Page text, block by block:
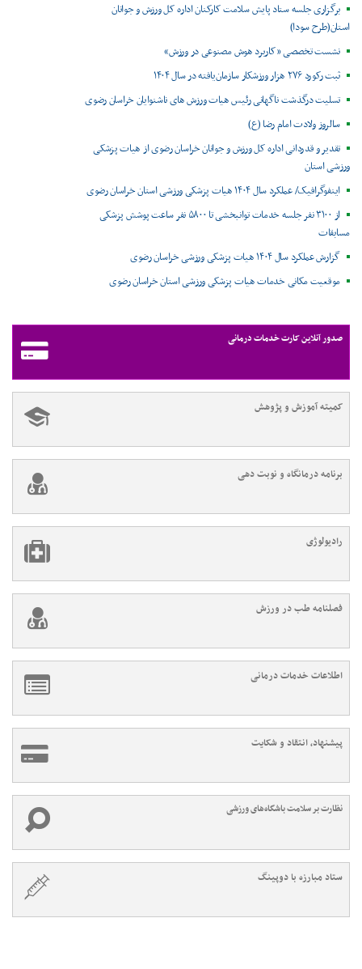
برگزاری جلسه ستاد پایش سلامت کارکنان اداره کل ورزش و جوانان
استان(طرح سودا)
نشست تخصصی «کاربرد هوش مصنوعی در ورزش»
ثبت رکورد ۲۷۶ هزار ورزشکار سازمان‌یافته در سال ۱۴۰۴
تسلیت درگذشت ناگهانی رئیس هیات ورزش های ناشنوایان خراسان رضوی
سالروز ولادت امام رضا (ع)
تقدیر و قدردانی اداره کل ورزش و جوانان خراسان رضوی از هیات پزشکی
ورزشی استان
اینفوگرافیک/ عملکرد سال ۱۴۰۴ هیات پزشکی ورزشی استان خراسان رضوی
از ۳۱۰۰ نفر جلسه خدمات توانبخشی تا ۵۸۰۰ نفر ساعت پوشش پزشکی
مسابقات
گزارش عملکرد سال ۱۴۰۴ هیات پزشکی ورزشی خراسان رضوی
موقعیت مکانی خدمات هیات پزشکی ورزشی استان خراسان رضوی ‌
صدور آنلاین کارت خدمات درمانی
کمیته آموزش و پژوهش
برنامه درمانگاه و نوبت دهی
رادیولوژی
فصلنامه طب در ورزش
اطلاعات خدمات درمانی
پیشنهاد، انتقاد و شکایت
نظارت بر سلامت باشگاه‌های ورزشی
ستاد مبارزه با دوپینگ